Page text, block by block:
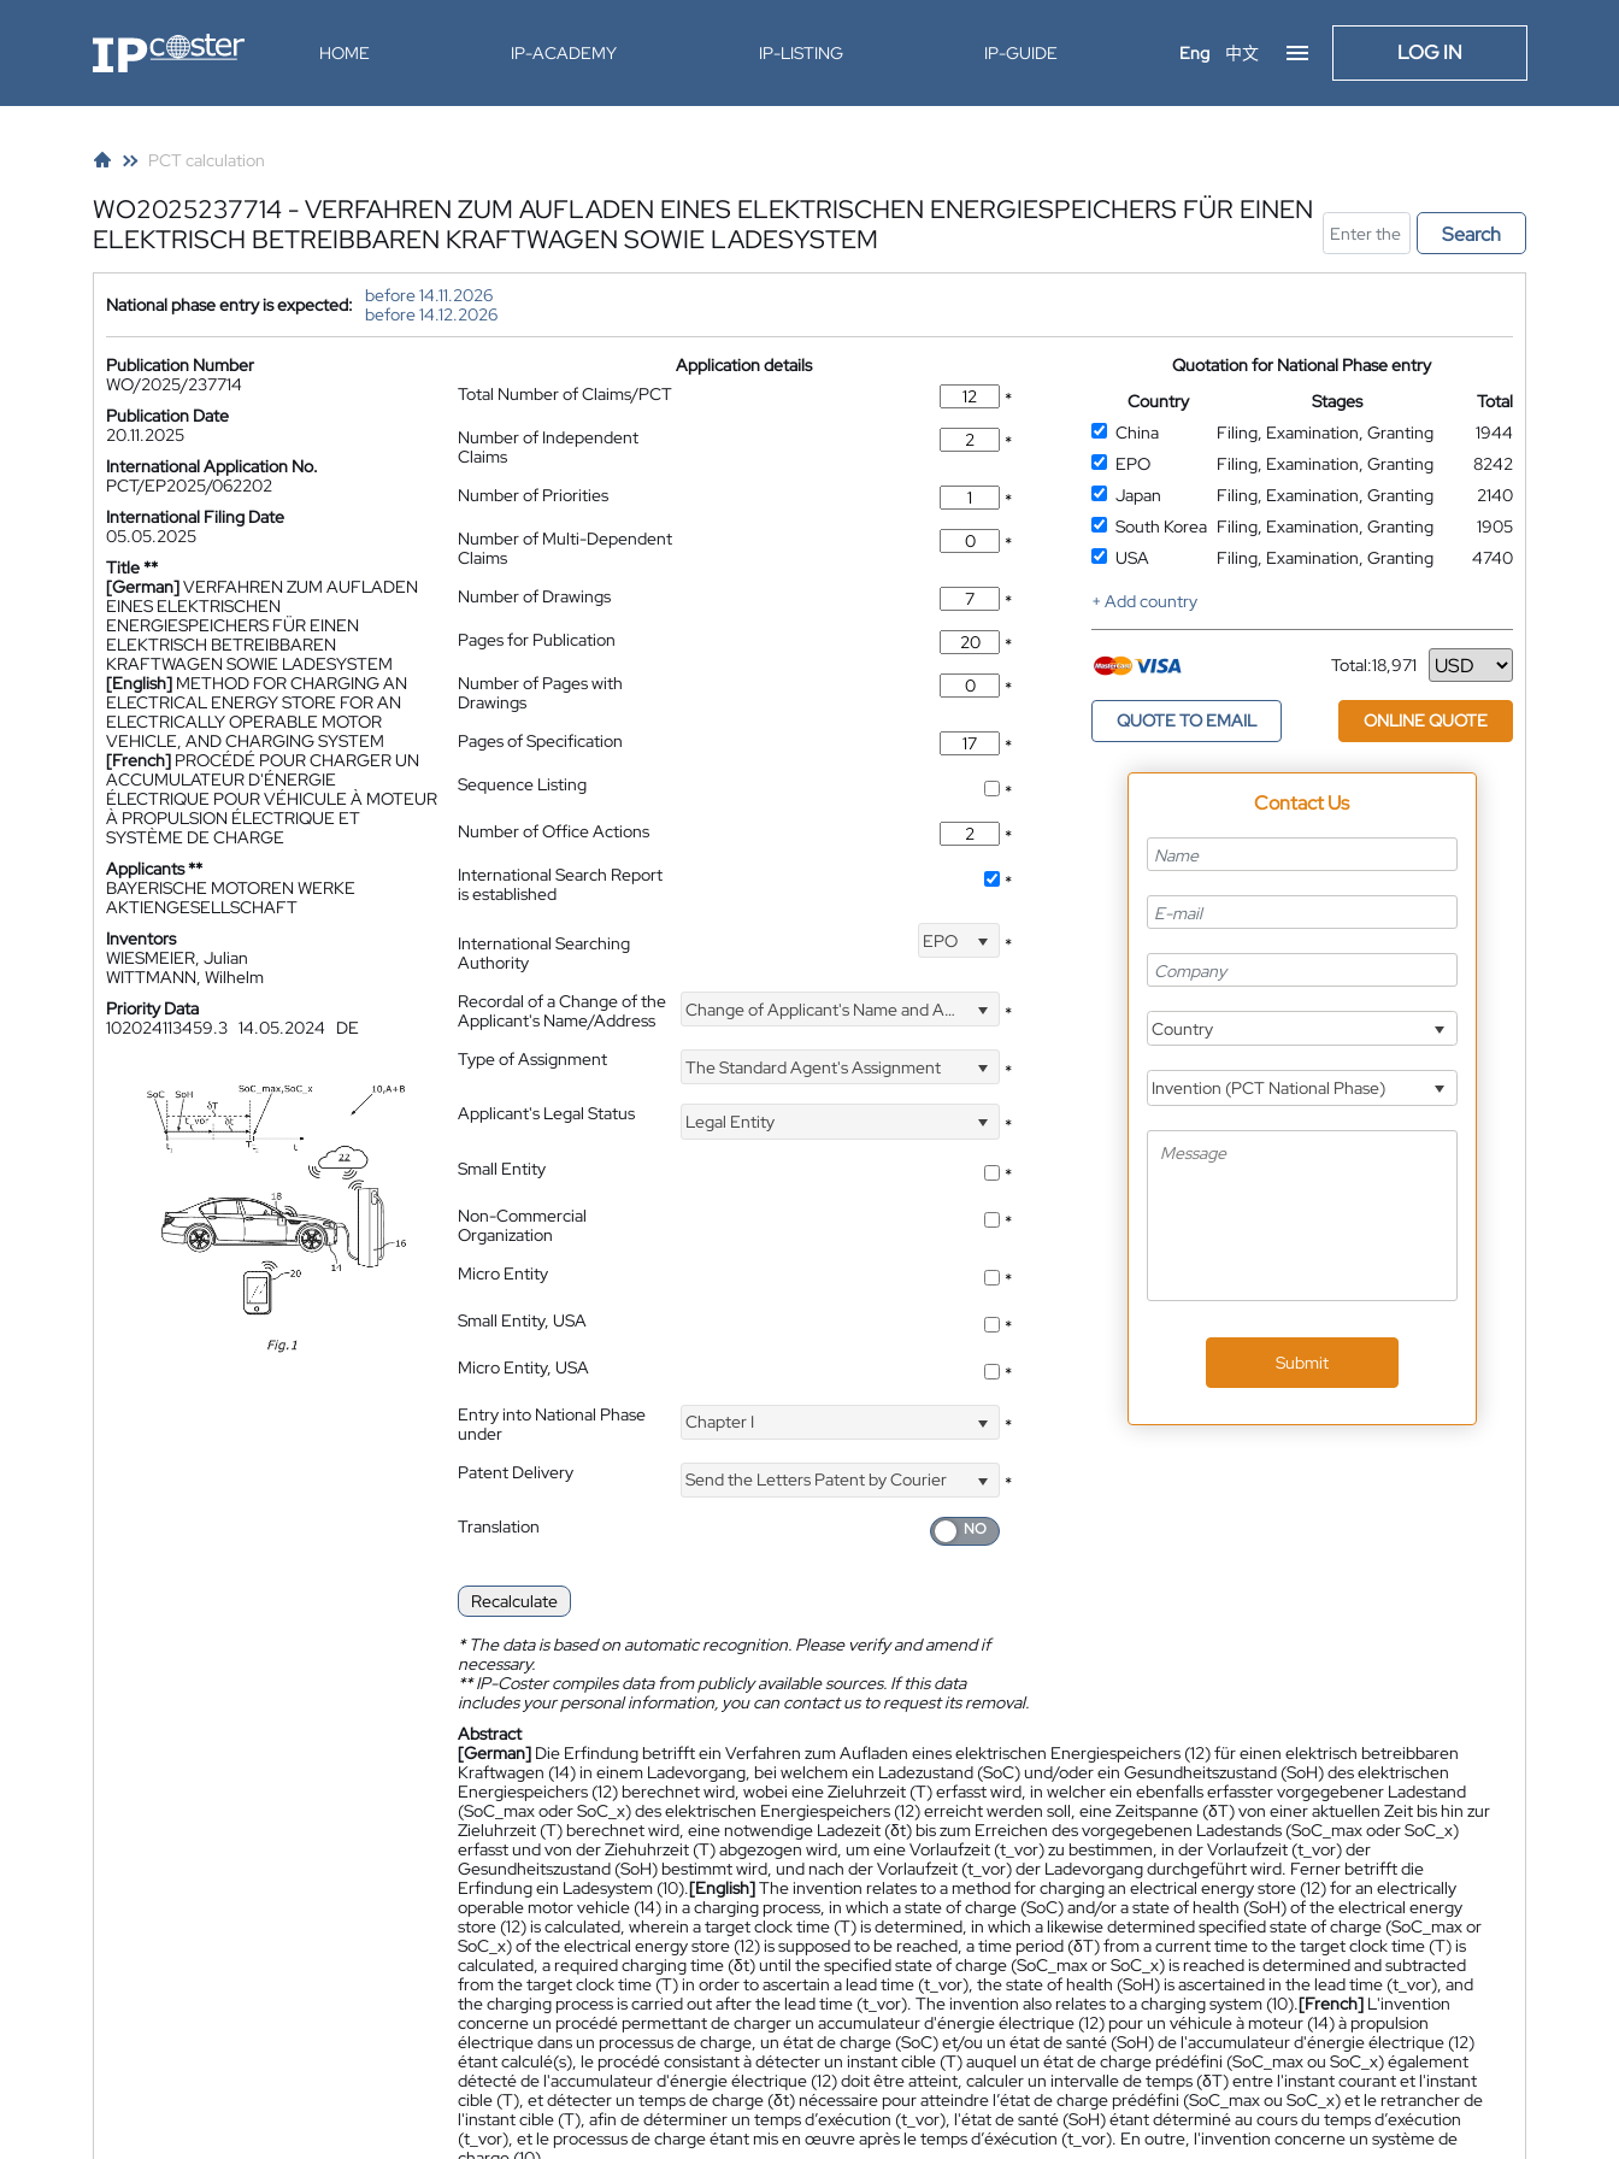
IP-Coster HOME IP-ACADEMY IP-LISTING IP-GUIDE Eng 中文 LOG IN
PCT calculation
WO2025237714 - VERFAHREN ZUM AUFLADEN EINES ELEKTRISCHEN ENERGIESPEICHERS FÜR EINEN
ELEKTRISCH BETREIBBAREN KRAFTWAGEN SOWIE LADESYSTEM
Search
National phase entry is expected:
before 14.11.2026
before 14.12.2026
Publication Number
WO/2025/237714
Publication Date
20.11.2025
International Application No.
PCT/EP2025/062202
International Filing Date
05.05.2025
Title **
[German]VERFAHREN ZUM AUFLADEN
EINES ELEKTRISCHEN
ENERGIESPEICHERS FÜR EINEN
ELEKTRISCH BETREIBBAREN
KRAFTWAGEN SOWIE LADESYSTEM
[English] METHOD FOR CHARGING AN
ELECTRICAL ENERGY STORE FOR AN
ELECTRICALLY OPERABLE MOTOR
VEHICLE, AND CHARGING SYSTEM
[French] PROCÉDÉ POUR CHARGER UN
ACCUMULATEUR D'ÉNERGIE
ÉLECTRIQUE POUR VÉHICULE À MOTEUR
À PROPULSION ÉLECTRIQUE ET
SYSTÈME DE CHARGE
Applicants **
BAYERISCHE MOTOREN WERKE
AKTIENGESELLSCHAFT
Inventors
WIESMEIER, Julian
WITTMANN, Wilhelm
Priority Data
102024113459.3 14.05.2024 DE
Application details
Total Number of Claims/PCT
*
Number of Independent
Claims
*
Number of Priorities
*
Number of Multi-Dependent
Claims
*
Number of Drawings
*
Pages for Publication
*
Number of Pages with
Drawings
*
Pages of Specification
*
Sequence Listing
*
Number of Office Actions
*
International Search Report
is established
*
International Searching
Authority
EPO *
Recordal of a Change of the
Applicant's Name/Address
Change of Applicant's Name and Address *
Type of Assignment The Standard Agent's Assignment
*
Applicant's Legal Status
Legal Entity
*
Small Entity
*
Non-Commercial
Organization
*
Micro Entity
*
Small Entity, USA
*
Micro Entity, USA
*
Entry into National Phase
under
Chapter I *
Patent Delivery Send the Letters Patent by Courier
*
Translation
Recalculate
*The data is based on automatic recognition. Please verify and amend if
necessary.
**IP-Coster compiles data from publicly available sources. If this data
includes your personal information, you can contact us to request its removal.
Quotation for National Phase entry
Country
Stages
Total
China
Filing, Examination, Granting
1944
EPO
Filing, Examination, Granting
8242
Japan
Filing, Examination, Granting
2140
South Korea Filing, Examination, Granting
1905
USA
Filing, Examination, Granting
4740
+ Add country
Total:18,971
Currency
QUOTE TO EMAIL ONLINE QUOTE
Contact Us
Country
Invention (PCT National Phase)
Submit
Abstract
[German] Die Erfindung betrifft ein Verfahren zum Aufladen eines elektrischen Energiespeichers (12) für einen elektrisch betreibbaren
Kraftwagen (14) in einem Ladevorgang, bei welchem ein Ladezustand (SoC) und/oder ein Gesundheitszustand (SoH) des elektrischen
Energiespeichers (12) berechnet wird, wobei eine Zieluhrzeit (T) erfasst wird, in welcher ein ebenfalls erfasster vorgegebener Ladestand
(SoC_max oder SoC_x) des elektrischen Energiespeichers (12) erreicht werden soll, eine Zeitspanne (δT) von einer aktuellen Zeit bis hin zur
Zieluhrzeit (T) berechnet wird, eine notwendige Ladezeit (δt) bis zum Erreichen des vorgegebenen Ladestands (SoC_max oder SoC_x)
erfasst und von der Ziehuhrzeit (T) abgezogen wird, um eine Vorlaufzeit (t_vor) zu bestimmen, in der Vorlaufzeit (t_vor) der
Gesundheitszustand (SoH) bestimmt wird, und nach der Vorlaufzeit (t_vor) der Ladevorgang durchgeführt wird. Ferner betrifft die
Erfindung ein Ladesystem (10).[English]The invention relates to a method for charging an electrical energy store (12) for an electrically
operable motor vehicle (14) in a charging process, in which a state of charge (SoC) and/or a state of health (SoH) of the electrical energy
store (12) is calculated, wherein a target clock time (T) is determined, in which a likewise determined specified state of charge (SoC_max or
SoC_x) of the electrical energy store (12) is supposed to be reached, a time period (δT) from a current time to the target clock time (T) is
calculated, a required charging time (δt) until the specified state of charge (SoC_max or SoC_x) is reached is determined and subtracted
from the target clock time (T) in order to ascertain a lead time (t_vor), the state of health (SoH) is ascertained in the lead time (t_vor), and
the charging process is carried out after the lead time (t_vor). The invention also relates to a charging system (10).[French] L'invention
concerne un procédé permettant de charger un accumulateur d'énergie électrique (12) pour un véhicule à moteur (14) à propulsion
électrique dans un processus de charge, un état de charge (SoC) et/ou un état de santé (SoH) de l'accumulateur d'énergie électrique (12)
étant calculé(s), le procédé consistant à détecter un instant cible (T) auquel un état de charge prédéfini (SoC_max ou SoC_x) également
détecté de l'accumulateur d'énergie électrique (12) doit être atteint, calculer un intervalle de temps (δT) entre l'instant courant et l'instant
cible (T), et détecter un temps de charge (δt) nécessaire pour atteindre l’état de charge prédéfini (SoC_max ou SoC_x) et le retrancher de
l'instant cible (T), afin de déterminer un temps d’exécution (t_vor), l'état de santé (SoH) étant déterminé au cours du temps d’exécution
(t_vor), et le processus de charge étant mis en œuvre après le temps d’éxécution (t_vor). En outre, l'invention concerne un système de